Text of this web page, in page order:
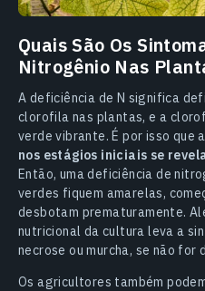
Quais São Os
Nitrogênio Nas
A deficiência de N significa
clorofila nas plantas, e a
verde vibrante. É por isso que a
nos estágios iniciais se
Então, uma deficiência de
verdes fiquem amarelas,
desbotam prematuramente.
nutricional da cultura leva a
necrose ou murcha, se não
Os agricultores também